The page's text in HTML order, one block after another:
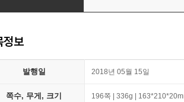
정보
발행일 2018년 05월 15일
쪽수, 무게, 크기 196쪽 | 336g |